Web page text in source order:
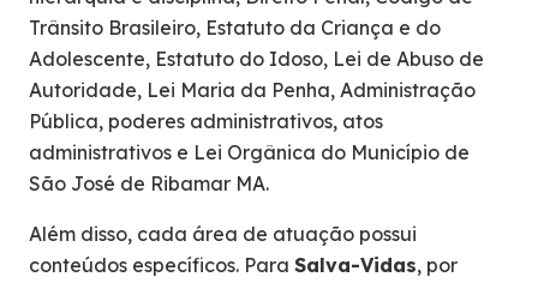
Trânsito Brasileiro, Estatuto da Criança e do
Adolescente, Estatuto do Idoso, Lei de Abuso de
Autoridade, Lei Maria da Penha, Administração
Pública, poderes administrativos, atos
administrativos e Lei Orgânica do Município de
São José de Ribamar MA.
Além disso, cada área de atuação possui
conteúdos específicos. Para Salva-Vidas, por